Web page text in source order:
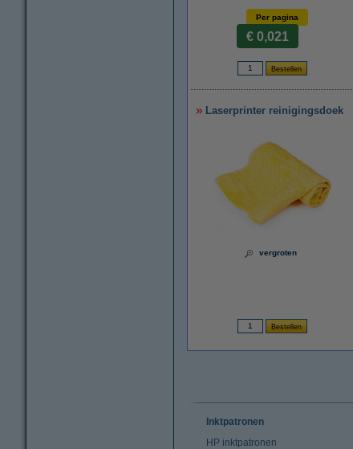
Per pagina
€ 0,021
Laserprinter reinigingsdoek
vergroten
Inktpatronen
HP inktpatronen